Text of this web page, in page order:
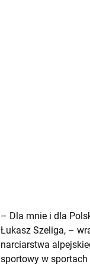
– Dla mnie i dla
Łukasz Szeliga, –
narciarstwa
sportowy w